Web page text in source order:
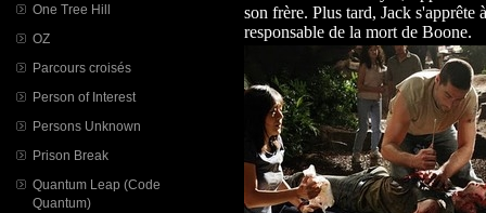
One Tree Hill
OZ
Parcours croisés
Person of Interest
Persons Unknown
Prison Break
Quantum Leap (Code
Quantum)
son frère. Plus tard, Jack
responsable de la mort de Boone.